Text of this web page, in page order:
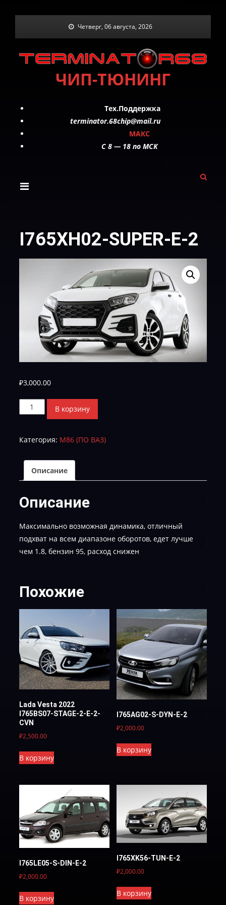
Четверг, 06 августа, 2026
ЧИП-ТЮНИНГ
Тех.Поддержка
terminator.68chip@mail.ru
МАКС
C 8 — 18 по МСК
I765XH02-SUPER-E-2
₽3,000.00
Количество
товара
SUPER-
В корзину
Категория: М86 (ПО ВАЗ)
Описание
Описание
Максимально возможная динамика, отличный
подхват на всем диапазоне оборотов, едет лучше
чем 1.8, бензин 95, расход снижен
Похожие
Lada Vesta 2022
I765BS07-STAGE-2-E-2-
CVN
₽2,500.00
В корзину
I765AG02-S-DYN-E-2
₽2,000.00
В корзину
I765LE05-S-DIN-E-2
₽2,000.00
В корзину
I765XK56-TUN-E-2
₽2,000.00
В корзину